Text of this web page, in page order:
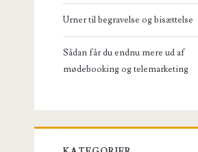
Urner til begravelse og bisættelse
Sådan får du endnu mere ud af
mødebooking og telemarketing